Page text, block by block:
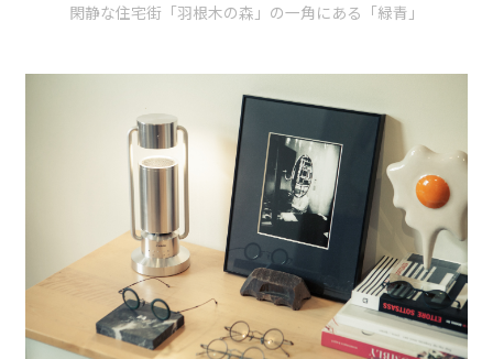
閑静な住宅街「羽根木の森」の一角にある「緑青」